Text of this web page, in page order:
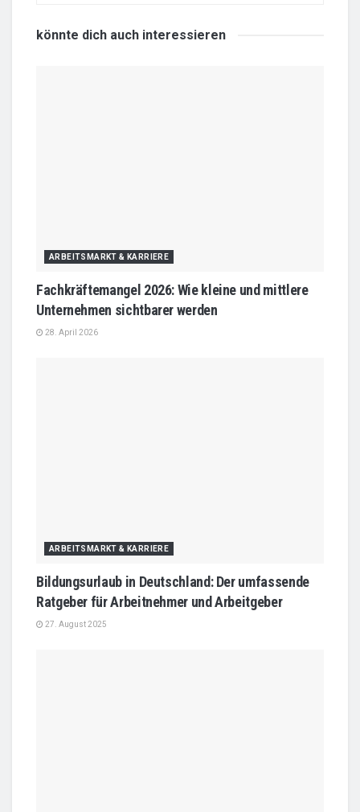
könnte dich auch interessieren
ARBEITSMARKT & KARRIERE
Fachkräftemangel 2026: Wie kleine und mittlere
Unternehmen sichtbarer werden
28. April 2026
ARBEITSMARKT & KARRIERE
Bildungsurlaub in Deutschland: Der umfassende
Ratgeber für Arbeitnehmer und Arbeitgeber
27. August 2025